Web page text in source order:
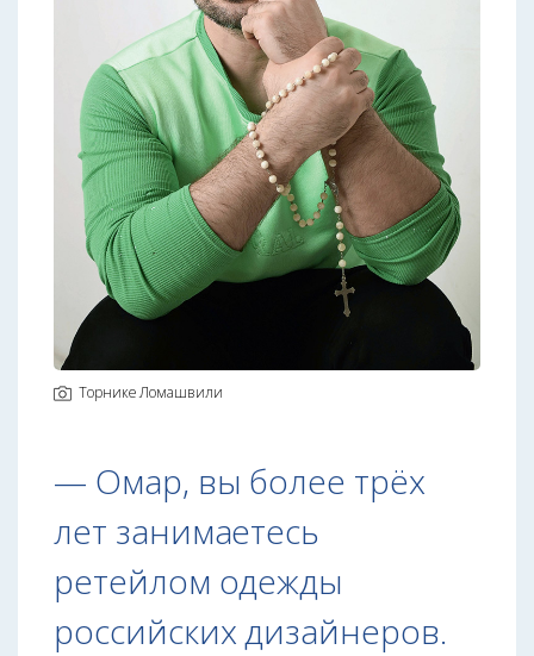
Торнике Ломашвили
— Омар, вы более трёх
лет занимаетесь
ретейлом одежды
российских дизайнеров.